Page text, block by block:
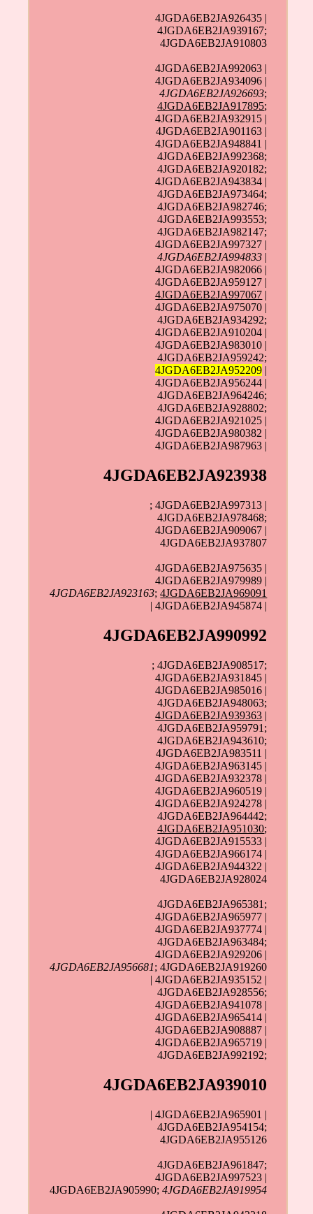
4JGDA6EB2JA926435 |
4JGDA6EB2JA939167;
4JGDA6EB2JA910803
4JGDA6EB2JA992063 |
4JGDA6EB2JA934096 |
4JGDA6EB2JA926693;
4JGDA6EB2JA917895;
4JGDA6EB2JA932915 |
4JGDA6EB2JA901163 |
4JGDA6EB2JA948841 |
4JGDA6EB2JA992368;
4JGDA6EB2JA920182;
4JGDA6EB2JA943834 |
4JGDA6EB2JA973464;
4JGDA6EB2JA982746;
4JGDA6EB2JA993553;
4JGDA6EB2JA982147;
4JGDA6EB2JA997327 |
4JGDA6EB2JA994833 |
4JGDA6EB2JA982066 |
4JGDA6EB2JA959127 |
4JGDA6EB2JA997067 |
4JGDA6EB2JA975070 |
4JGDA6EB2JA934292;
4JGDA6EB2JA910204 |
4JGDA6EB2JA983010 |
4JGDA6EB2JA959242;
4JGDA6EB2JA952209 |
4JGDA6EB2JA956244 |
4JGDA6EB2JA964246;
4JGDA6EB2JA928802;
4JGDA6EB2JA921025 |
4JGDA6EB2JA980382 |
4JGDA6EB2JA987963 |
4JGDA6EB2JA923938
; 4JGDA6EB2JA997313 |
4JGDA6EB2JA978468;
4JGDA6EB2JA909067 |
4JGDA6EB2JA937807
4JGDA6EB2JA975635 |
4JGDA6EB2JA979989 |
4JGDA6EB2JA923163;4JGDA6EB2JA969091
| 4JGDA6EB2JA945874 |
4JGDA6EB2JA990992
; 4JGDA6EB2JA908517;
4JGDA6EB2JA931845 |
4JGDA6EB2JA985016 |
4JGDA6EB2JA948063;
4JGDA6EB2JA939363 |
4JGDA6EB2JA959791;
4JGDA6EB2JA943610;
4JGDA6EB2JA983511 |
4JGDA6EB2JA963145 |
4JGDA6EB2JA932378 |
4JGDA6EB2JA960519 |
4JGDA6EB2JA924278 |
4JGDA6EB2JA964442;
4JGDA6EB2JA951030;
4JGDA6EB2JA915533 |
4JGDA6EB2JA966174 |
4JGDA6EB2JA944322 |
4JGDA6EB2JA928024
4JGDA6EB2JA965381;
4JGDA6EB2JA965977 |
4JGDA6EB2JA937774 |
4JGDA6EB2JA963484;
4JGDA6EB2JA929206 |
4JGDA6EB2JA956681; 4JGDA6EB2JA919260
| 4JGDA6EB2JA935152 |
4JGDA6EB2JA928556;
4JGDA6EB2JA941078 |
4JGDA6EB2JA965414 |
4JGDA6EB2JA908887 |
4JGDA6EB2JA965719 |
4JGDA6EB2JA992192;
4JGDA6EB2JA939010
| 4JGDA6EB2JA965901 |
4JGDA6EB2JA954154;
4JGDA6EB2JA955126
4JGDA6EB2JA961847;
4JGDA6EB2JA997523 |
4JGDA6EB2JA905990;4JGDA6EB2JA919954